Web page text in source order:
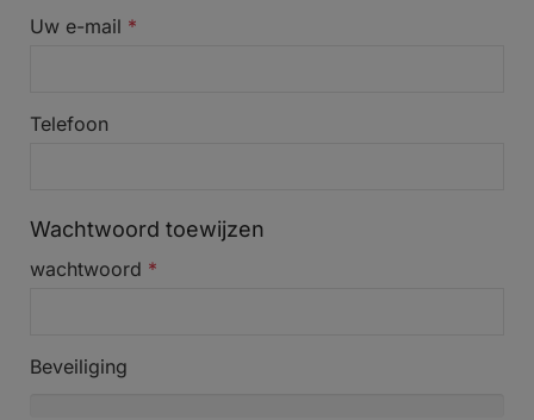
Uw e-mail *
Telefoon
Wachtwoord toewijzen
wachtwoord *
Beveiliging